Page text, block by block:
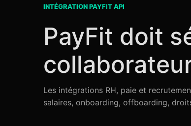
INTÉGRATION PAYFIT API
PayFit doit
Les intégrations RH, paie et
salaires, onboarding, offboarding,